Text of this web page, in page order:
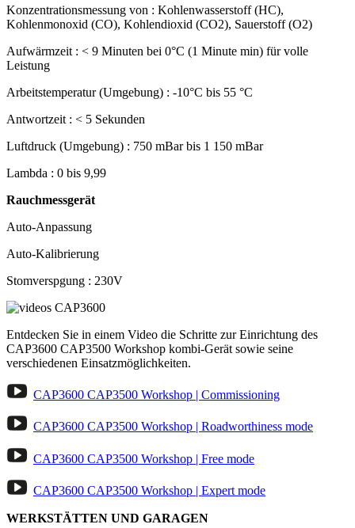
Konzentrationsmessung von : Kohlenwasserstoff (HC),
Kohlenmonoxid (CO), Kohlendioxid (CO2), Sauerstoff (O2)
Aufwärmzeit : < 9 Minuten bei 0°C (1 Minute min) für volle
Leistung
Arbeitstemperatur (Umgebung) : -10°C bis 55 °C
Antwortzeit : < 5 Sekunden
Luftdruck (Umgebung) : 750 mBar bis 1 150 mBar
Lambda : 0 bis 9,99
Rauchmessgerät
Auto-Anpassung
Auto-Kalibrierung
Stomverspgung : 230V
Entdecken Sie in einem Video die Schritte zur Einrichtung des
CAP3600 CAP3500 Workshop kombi-Gerät sowie seine
verschiedenen Einsatzmöglichkeiten.
CAP3600 CAP3500 Workshop | Commissioning
CAP3600 CAP3500 Workshop | Roadworthiness mode
CAP3600 CAP3500 Workshop | Free mode
CAP3600 CAP3500 Workshop | Expert mode
WERKSTÄTTEN UND GARAGEN